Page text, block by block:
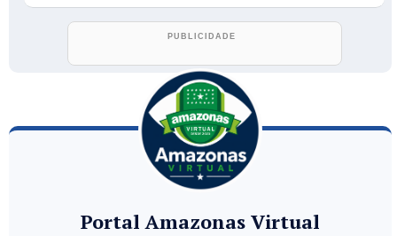
Portal Amazonas Virtual